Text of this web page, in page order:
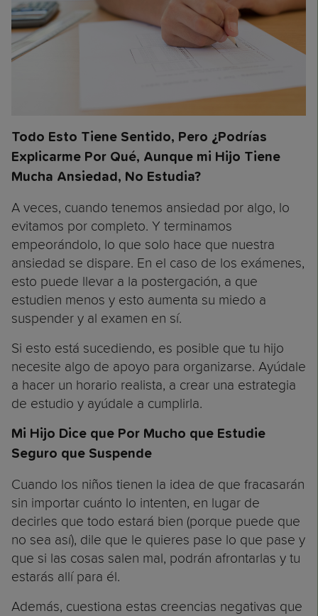
Todo Esto Tiene Sentido, Pero ¿Podrías
Explicarme Por Qué, Aunque mi Hijo Tiene
Mucha Ansiedad, No Estudia?
A veces, cuando tenemos ansiedad por algo, lo
evitamos por completo. Y terminamos
empeorándolo, lo que solo hace que nuestra
ansiedad se dispare. En el caso de los exámenes,
esto puede llevar a la postergación, a que
estudien menos y esto aumenta su miedo a
suspender y al examen en sí.
Si esto está sucediendo, es posible que tu hijo
necesite algo de apoyo para organizarse. Ayúdale
a hacer un horario realista, a crear una estrategia
de estudio y ayúdale a cumplirla.
Mi Hijo Dice que Por Mucho que Estudie
Seguro que Suspende
Cuando los niños tienen la idea de que fracasarán
sin importar cuánto lo intenten, en lugar de
decirles que todo estará bien (porque puede que
no sea así), dile que le quieres pase lo que pase y
que si las cosas salen mal, podrán afrontarlas y tu
estarás allí para él.
Además, cuestiona estas creencias negativas que